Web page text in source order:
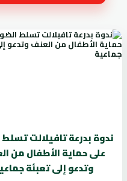
ندوة بدرعة تافيلالت
على حماية الأطفال من
وتدعو إلى تعبئة